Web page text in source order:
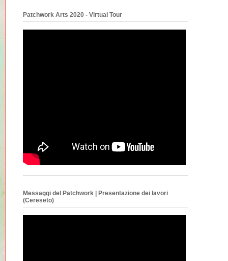
Patchwork Arts 2020 - Virtual Tour
Messaggi del Patchwork | Presentazione dei lavori
(Cereseto)